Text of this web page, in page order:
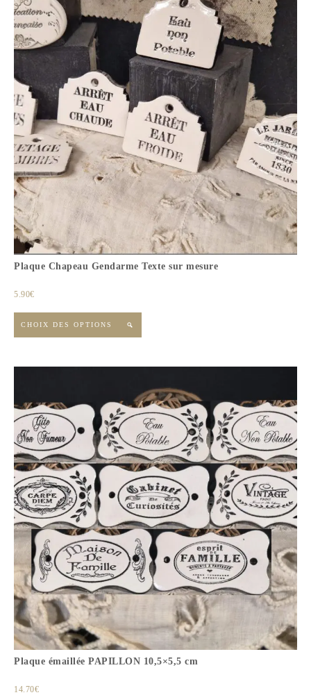
Plaque Chapeau Gendarme Texte sur mesure
5.90€
CHOIX DES OPTIONS 
Plaque émaillée PAPILLON 10,5×5,5 cm
14.70€